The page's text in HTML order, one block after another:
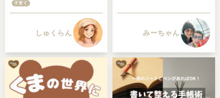
子育て
しゅくらん みーちゃん